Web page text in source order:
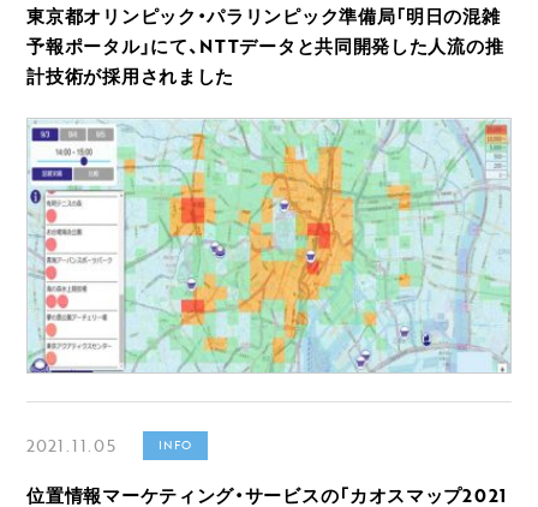
東京都オリンピック・パラリンピック準備局「明日の混雑
予報ポータル」にて、NTTデータと共同開発した人流の推
計技術が採用されました
2021.11.05 INFO
位置情報マーケティング・サービスの「カオスマップ2021